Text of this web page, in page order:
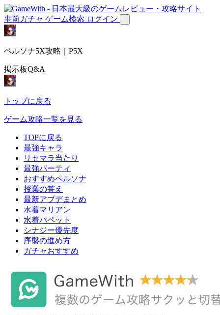
事前ガチャ ゲーム検索 ログイン
ペルソナ5X攻略｜P5X
掲示板Q&A
トップに戻る
ゲーム攻略一覧を見る
TOPに戻る
最強キャラ
リセマラ当たり
最強パーティ
おすすめペルソナ
授業の答え
最新アプデまとめ
水着マリアン
水着パペット
シナジー優先度
序盤の進め方
ガチャおすすめ